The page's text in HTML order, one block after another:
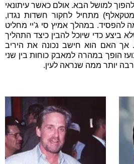
למושל הבא. אולם כאשר עיתונאי
מתחיל לחקור חשדות נגדו,
להפסיד. במהלך אמיץ סי ג'יי מחליט
ביצע כדי שיוכל להבין כיצד התהליך
האם הוא חישב נכונה את היריב
הופך במהרה למאבק כוחות בין שני
יותר ממה שנראה לעין.